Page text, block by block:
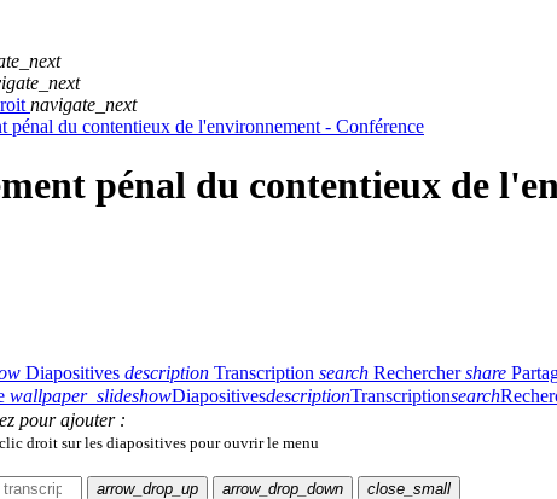
navigate_next
pénal du contentieux de l'environnement - Conférence
pénal du contentieux de
Diapositives description Transcription search Rechercher share
wallpaper_slideshowDiapositivesdescriptionTranscriptionsearch
pour ajouter :
droit sur les diapositives pour ouvrir le menu
arrow_drop_up arrow_drop_down close_small